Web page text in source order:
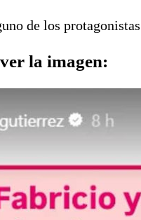
de los
la imagen: